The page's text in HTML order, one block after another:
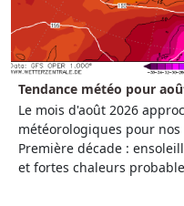
Tendance météo pour
Le mois d'août 2026
météorologiques pour
Première décade :
et fortes chaleurs